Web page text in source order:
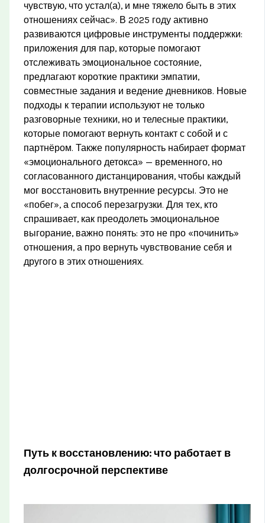
чувствую, что устал(а), и мне тяжело быть в этих
отношениях сейчас». В 2025 году активно
развиваются цифровые инструменты поддержки:
приложения для пар, которые помогают
отслеживать эмоциональное состояние,
предлагают короткие практики эмпатии,
совместные задания и ведение дневников. Новые
подходы к терапии используют не только
разговорные техники, но и телесные практики,
которые помогают вернуть контакт с собой и с
партнёром. Также популярность набирает формат
«эмоционального детокса» — временного, но
согласованного дистанцирования, чтобы каждый
мог восстановить внутренние ресурсы. Это не
«побег», а способ перезагрузки. Для тех, кто
спрашивает, как преодолеть эмоциональное
выгорание, важно понять: это не про «починить»
отношения, а про вернуть чувствование себя и
другого в этих отношениях.
Путь к восстановлению: что работает в
долгосрочной перспективе